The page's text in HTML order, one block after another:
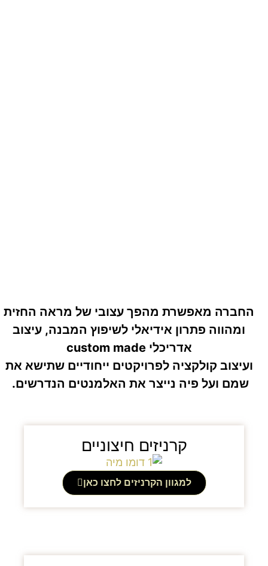
החברה מאפשרת מהפך עצובי של מראה החזית
ומהווה פתרון אידיאלי לשיפוץ המבנה, עיצוב
אדריכלי custom made
ועיצוב קולקציה לפרויקטים ייחודיים שתישא את
שמם ועל פיה נייצר את האלמנטים הנדרשים.
קרניזים חיצוניים
למגוון הקרניזים לחצו כאן